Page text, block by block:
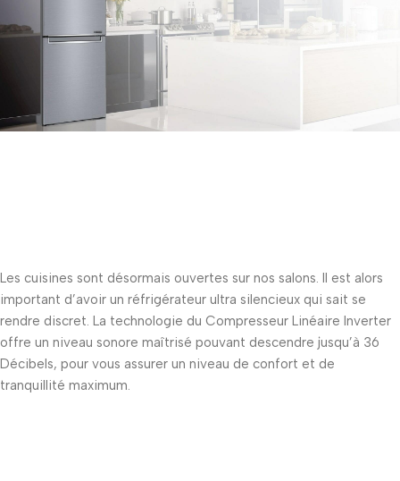
Les cuisines sont désormais ouvertes sur nos salons. Il est alors
important d’avoir un réfrigérateur ultra silencieux qui sait se
rendre discret. La technologie du Compresseur Linéaire Inverter
offre un niveau sonore maîtrisé pouvant descendre jusqu’à 36
Décibels, pour vous assurer un niveau de confort et de
tranquillité maximum.